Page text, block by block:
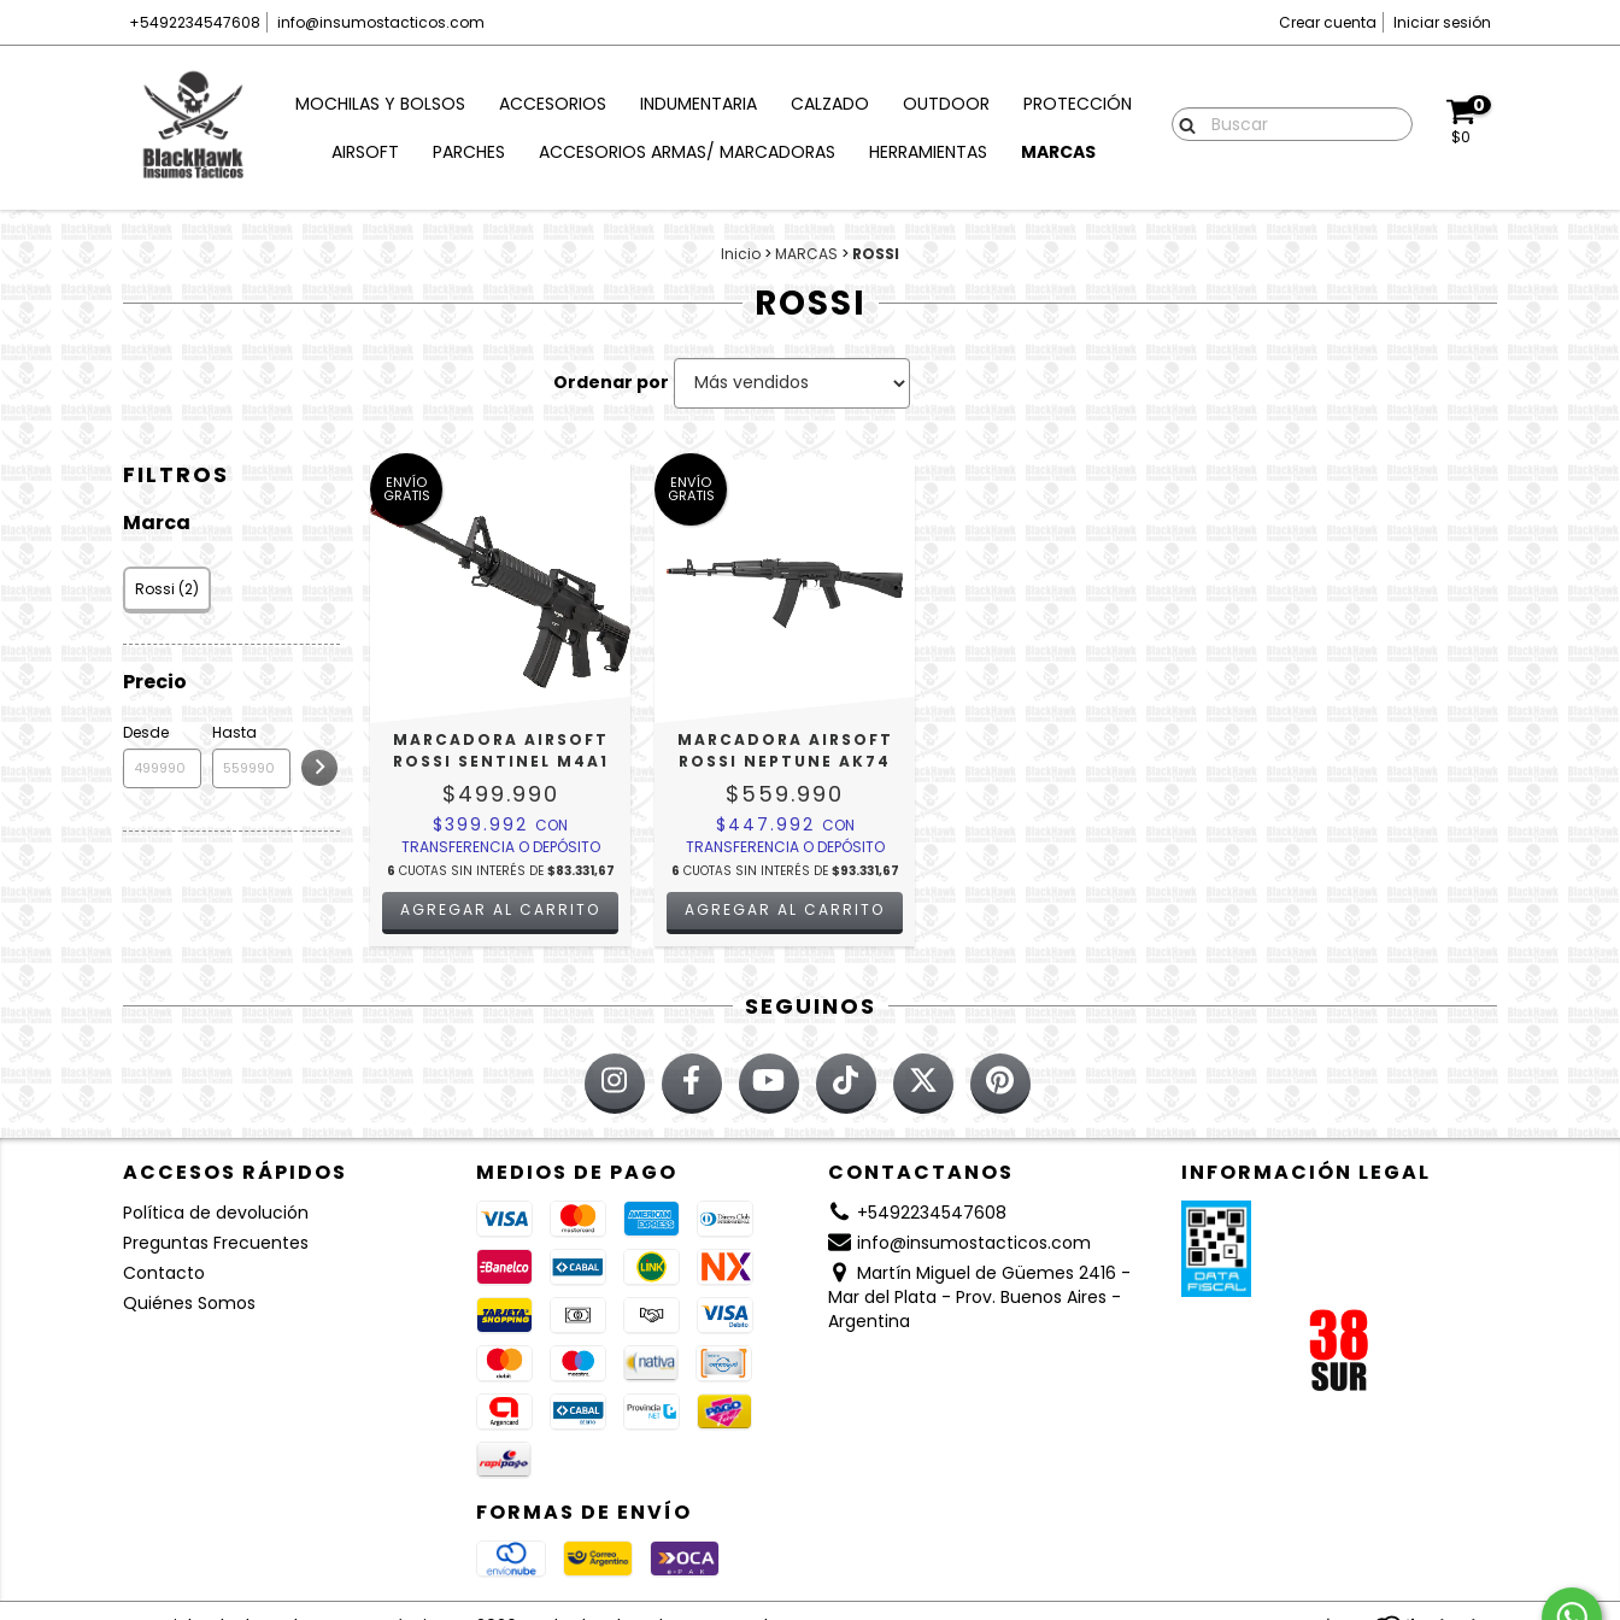
+5492234547608 info@insumostacticos.com Crear cuenta Iniciar sesión
MOCHILAS Y BOLSOS ACCESORIOS INDUMENTARIA CALZADO OUTDOOR
PROTECCIÓN
AIRSOFT
PARCHES ACCESORIOS ARMAS/ MARCADORAS HERRAMIENTAS MARCAS
0
$0
Inicio >MARCAS > ROSSI
ROSSI
Ordenar por
FILTROS
Marca
Rossi (2)
Precio
Desde Hasta
ENVÍO
GRATIS
MARCADORA AIRSOFT
ROSSI SENTINEL M4A1
$499.990
$399.992 CON
TRANSFERENCIA O DEPÓSITO
6 CUOTAS SIN INTERÉS DE $83.331,67
ENVÍO
GRATIS
MARCADORA AIRSOFT
ROSSI NEPTUNE AK74
$559.990
$447.992 CON
TRANSFERENCIA O DEPÓSITO
6 CUOTAS SIN INTERÉS DE $93.331,67
SEGUINOS
ACCESOS RÁPIDOS
Política de devolución
Preguntas Frecuentes
Contacto
Quiénes Somos
MEDIOS DE PAGO
FORMAS DE ENVÍO
CONTACTANOS
+5492234547608
info@insumostacticos.com
Martín Miguel de Güemes 2416 -
Mar del Plata - Prov. Buenos Aires -
Argentina
INFORMACIÓN LEGAL